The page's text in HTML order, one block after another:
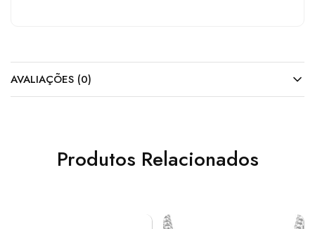
AVALIAÇÕES (0)
Produtos Relacionados